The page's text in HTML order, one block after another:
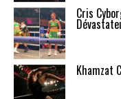
Cris
Khamzat